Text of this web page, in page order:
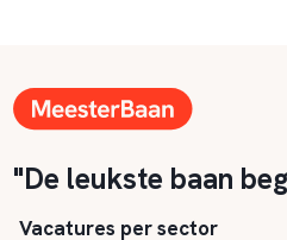
"De leukste baan
Vacatures per sector